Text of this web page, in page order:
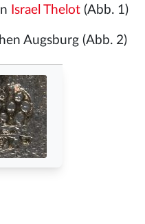
Israel Thelot (Abb. 1)
Augsburg (Abb. 2)